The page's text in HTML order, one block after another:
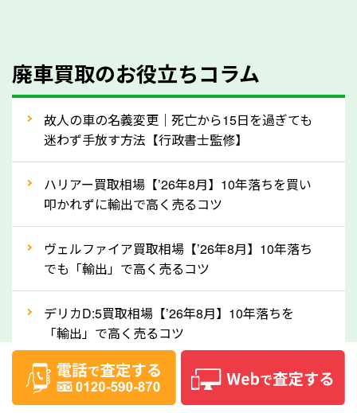
人気の車種は廃車の状態でも、高価買取が可能です。
産車は高く買取が可能です。「廃車＝買取できない」
なら廃車の車も適正価格で買取できます。他社で買取
拒否となった車も価格がつく可能性があるので、諦め
ずに埼玉県の「ソコカラ」にご相談ください。古い車
でも高価買取が可能なケースは珍しくないため、まず
はWebで簡単にできる無料査定をお試しください。
実績」で確認できます。
⑤車内の簡単な清掃で買取価格アップも！
しばらく乗っていない車は、車内のシートや座席の下
が汚れていることも多いです。シミや汚れが付着して
廃車買取のお役立ちコラム
故人の車の名義変更｜死亡から15日を過ぎても
迷わず手放す方法【行政書士監修】
ハリアー買取相場【’26年8月】10年落ちを買い
叩かれずに輸出で高く売るコツ
ヴェルファイア買取相場【’26年8月】10年落ち
でも「輸出」で高く売るコツ
デリカD:5買取相場【’26年8月】10年落ちを
「輸出」で高く売るコツ
【2026年8月】車査定は個人情報なし・電話な
し！登録不要で相場がわかるシミュレーション